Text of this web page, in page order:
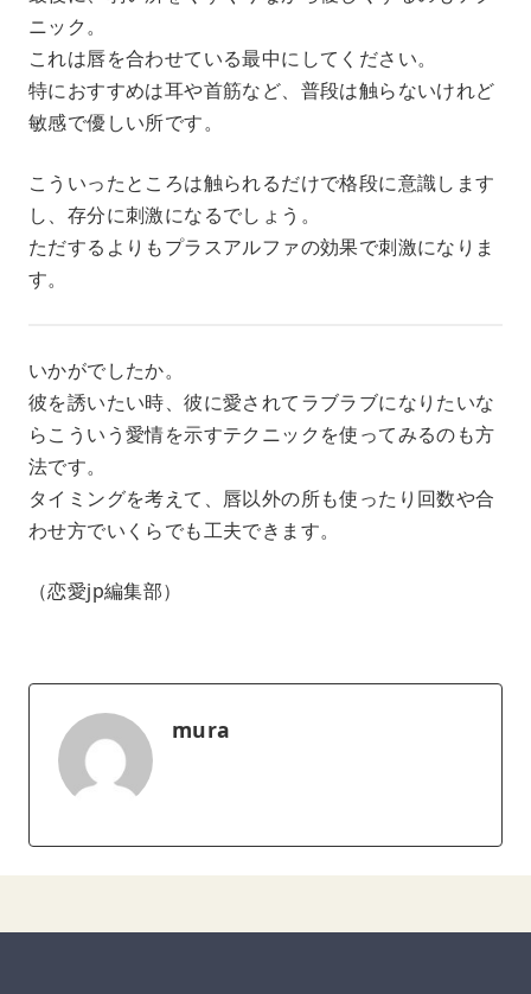
ニック。
これは唇を合わせている最中にしてください。
特におすすめは耳や首筋など、普段は触らないけれど
敏感で優しい所です。
こういったところは触られるだけで格段に意識します
し、存分に刺激になるでしょう。
ただするよりもプラスアルファの効果で刺激になりま
す。
いかがでしたか。
彼を誘いたい時、彼に愛されてラブラブになりたいな
らこういう愛情を示すテクニックを使ってみるのも方
法です。
タイミングを考えて、唇以外の所も使ったり回数や合
わせ方でいくらでも工夫できます。
（恋愛jp編集部）
mura